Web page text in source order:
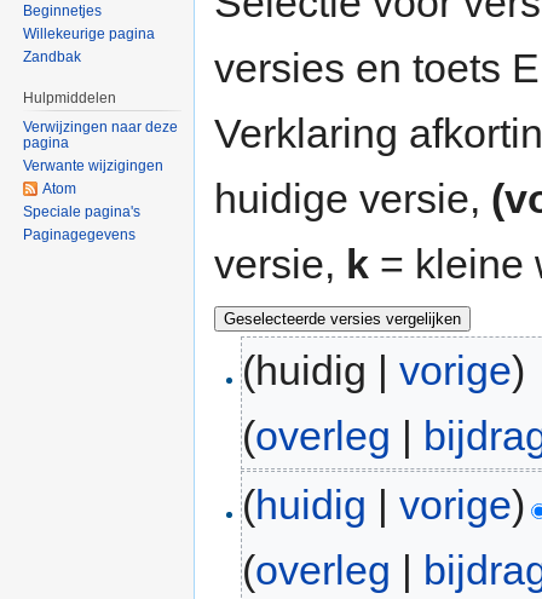
versies en toets
Verklaring
huidige versie,
versie, k = kleine
(huidig |vorige)
(overleg |
(huidig |vorige)
(overleg
Beginnetjes
Willekeurige pagina
Zandbak
Hulpmiddelen
Verwijzingen naar deze
pagina
Verwante wijzigingen
Atom
Speciale pagina's
Paginagegevens